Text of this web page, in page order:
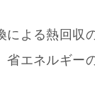
による熱回収
省エネルギー